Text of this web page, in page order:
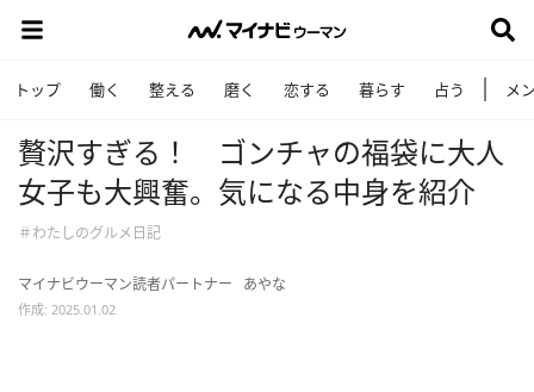
トップ 働く 整える 磨く 恋する 暮らす 占う メ
贅沢すぎる！ ゴンチャの福袋に大人
女子も大興奮。気になる中身を紹介
＃わたしのグルメ日記
マイナビウーマン読者パートナー あやな
作成: 2025.01.02